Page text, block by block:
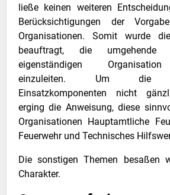
ließe keinen weiteren
Berücksichtigungen der
Organisationen. Somit wurde
beauftragt, die umgehende
eigenständigen
einzuleiten. Um die
Einsatzkomponenten nicht
erging die Anweisung, diese
Organisationen Hauptamtliche
Feuerwehr und Technisches
Die sonstigen Themen besaßen
Charakter.